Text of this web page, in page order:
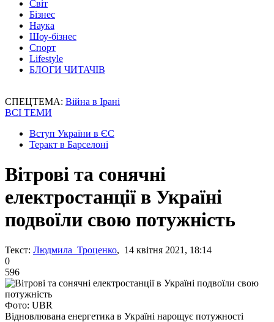
Світ
Бізнес
Наука
Шоу-бізнес
Спорт
Lifestyle
БЛОГИ ЧИТАЧІВ
СПЕЦТЕМА: Війна в Ірані
ВСІ ТЕМИ
Вступ України в ЄС
Теракт в Барселоні
Вітрові та сонячні
електростанції в Україні
подвоїли свою потужність
Текст: Людмила Троценко, 14 квітня 2021, 18:14
0
596
Фото: UBR
Відновлювана енергетика в Україні нарощує потужності